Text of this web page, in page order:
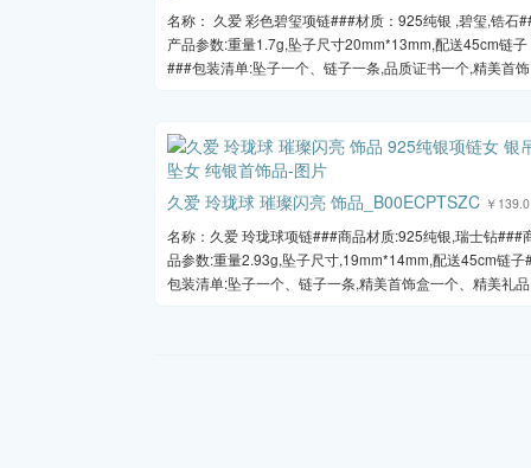
名称： 久爱 彩色碧玺项链###材质：925纯银 ,碧玺,锆石
产品参数:重量1.7g,坠子尺寸20mm*13mm,配送45cm链子
###包装清单:坠子一个、链子一条,品质证书一个,精美首
久爱 玲珑球 璀璨闪亮 饰品_B00ECPTSZC ￥139.0
名称：久爱 玲珑球项链###商品材质:925纯银,瑞士钻###
品参数:重量2.93g,坠子尺寸,19mm*14mm,配送45cm链子
包装清单:坠子一个、链子一条,精美首饰盒一个、精美礼